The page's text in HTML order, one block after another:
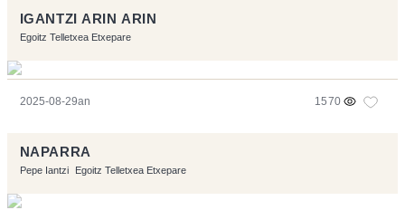
IGANTZI ARIN ARIN
Egoitz Telletxea Etxepare
2025-08-29an 1570
NAPARRA
Pepe Iantzi Egoitz Telletxea Etxepare